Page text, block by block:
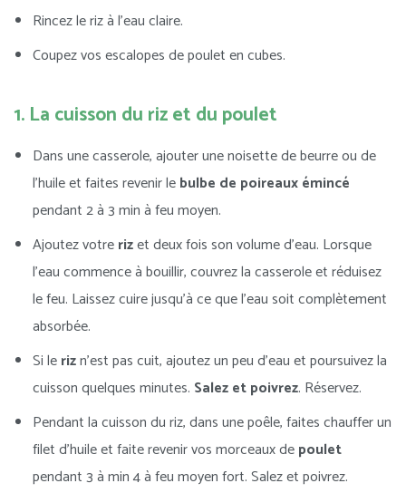
Rincez le riz à l’eau claire.
Coupez vos escalopes de poulet en cubes.
1. La cuisson du riz et du poulet
Dans une casserole, ajouter une noisette de beurre ou de
l’huile et faites revenir lebulbe de poireaux émincé
pendant 2 à 3 min à feu moyen.
Ajoutez votrerizet deux fois son volume d’eau. Lorsque
l’eau commence à bouillir, couvrez la casserole et réduisez
le feu. Laissez cuire jusqu’à ce que l’eau soit complètement
absorbée.
Si lerizn’est pas cuit, ajoutez un peu d’eau et poursuivez la
cuisson quelques minutes. Salez et poivrez. Réservez.
Pendant la cuisson du riz, dans une poêle, faites chauffer un
filet d’huile et faite revenir vos morceaux depoulet
pendant 3 à min 4 à feu moyen fort. Salez et poivrez.